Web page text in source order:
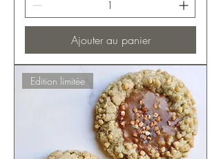
Ajouter au panier
Edition limitée